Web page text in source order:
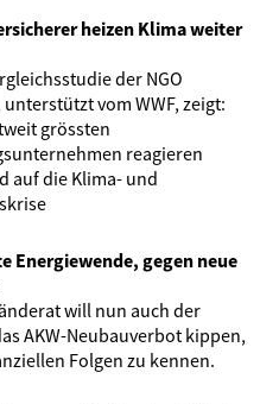
heizen Klima weiter
der NGO
vom WWF, zeigt:
grössten
reagieren
auf die Klima- und
Energiewende, gegen neue
will nun auch der
AKW-Neubauverbot kippen,
Folgen zu kennen.